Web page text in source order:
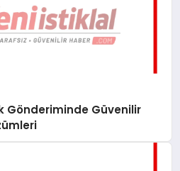
Gönderiminde Güvenilir